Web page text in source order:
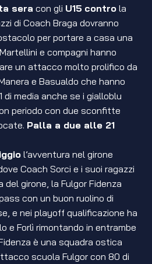
sera con gli U15 contro la
di Coach Braga dovranno
per portare a casa una
e compagni hanno
un attacco molto prolifico da
e Basualdo che hanno
media anche se i gialloblu
periodo con due sconfitte
Palla a due alle 21
l’avventura nel girone
Coach Sorci e i suoi ragazzi
del girone, la Fulgor Fidenza
con un buon ruolino di
e nei playoff qualificazione ha
e Forlì rimontando in entrambe
è una squadra ostica
scuola Fulgor con 80 di